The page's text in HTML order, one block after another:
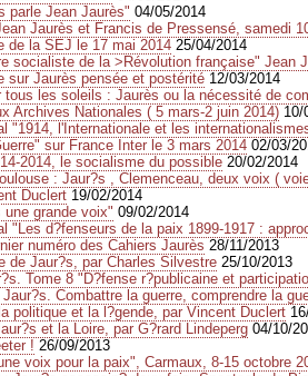
parle Jean Jaurès" 04/05/2014
Jaurès et Francis de Pressensé, samedi
de la SEJ le 17 mai 2014 25/04/2014
socialiste de la >Révolution française" Jean
sur Jaurès pensée et postérité 12/03/2014
tous les soleils : Jaurès ou la nécessité de
Archives Nationales ( 5 mars-2 juin 2014) 10/
"1914, l'Internationale et les
sur France Inter le 3 mars 2014 02/03/
2014, le socialisme du possible 20/02/2014
: Jaur?s , Clemenceau, deux voix (
Duclert 19/02/2014
grande voix" 09/02/2014
"Les d?fenseurs de la paix 1899-1917 :
numéro des Cahiers Jaurès 28/11/2013
de Jaur?s, par Charles Silvestre 25/10/2013
Tome 8 "D?fense r?publicaine et
Combattre la guerre, comprendre la
politique et la l?gende, par Vincent Duclert
et la Loire, par G?rard Lindeperg 04/10/
! 26/09/2013
voix pour la paix", Carmaux, 8-15 octobre